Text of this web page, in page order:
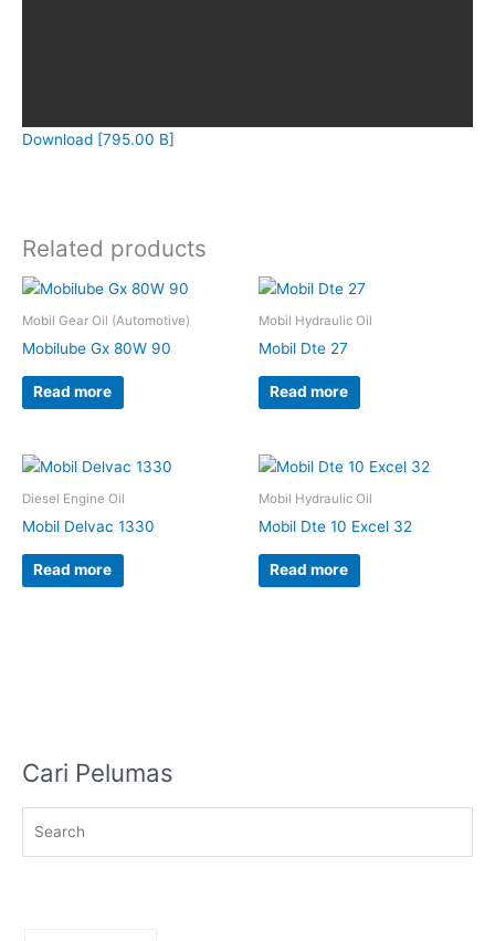
Download [795.00 B]
Related products
Mobil Gear Oil (Automotive)
Mobilube Gx 80W 90
Read more
Mobil Hydraulic Oil
Mobil Dte 27
Read more
Diesel Engine Oil
Mobil Delvac 1330
Read more
Mobil Hydraulic Oil
Mobil Dte 10 Excel 32
Read more
Cari Pelumas